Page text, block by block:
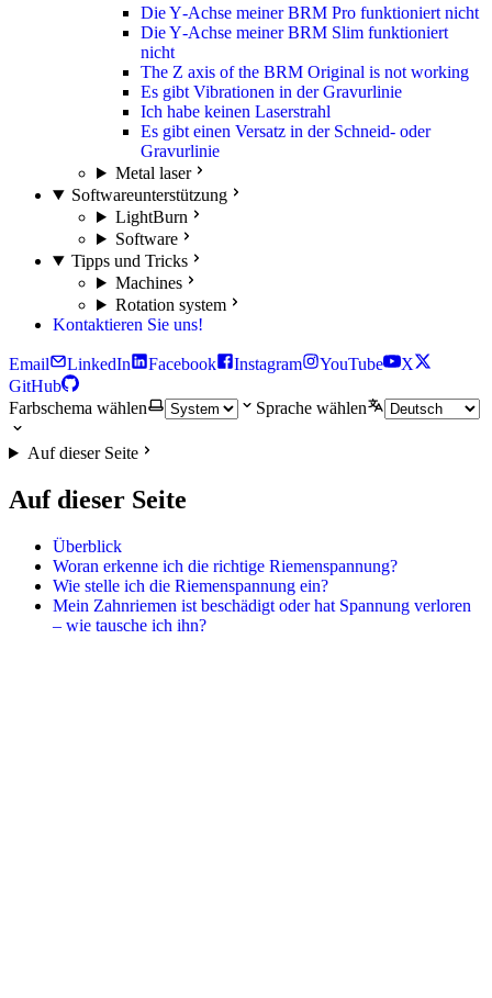
Die Y‑Achse meiner BRM Pro funktioniert nicht
Die Y‑Achse meiner BRM Slim funktioniert
nicht
The Z axis of the BRM Original is not working
Es gibt Vibrationen in der Gravurlinie
Ich habe keinen Laserstrahl
Es gibt einen Versatz in der Schneid‑ oder
Gravurlinie
Metal laser
Softwareunterstützung
LightBurn
Software
Tipps und Tricks
Machines
Rotation system
Kontaktieren Sie uns!
Email LinkedIn Facebook Instagram YouTube
X
GitHub
Farbschema wählen
Sprache wählen
Auf dieser Seite
Auf dieser Seite
Überblick
Woran erkenne ich die richtige Riemenspannung?
Wie stelle ich die Riemenspannung ein?
Mein Zahnriemen ist beschädigt oder hat Spannung verloren
– wie tausche ich ihn?